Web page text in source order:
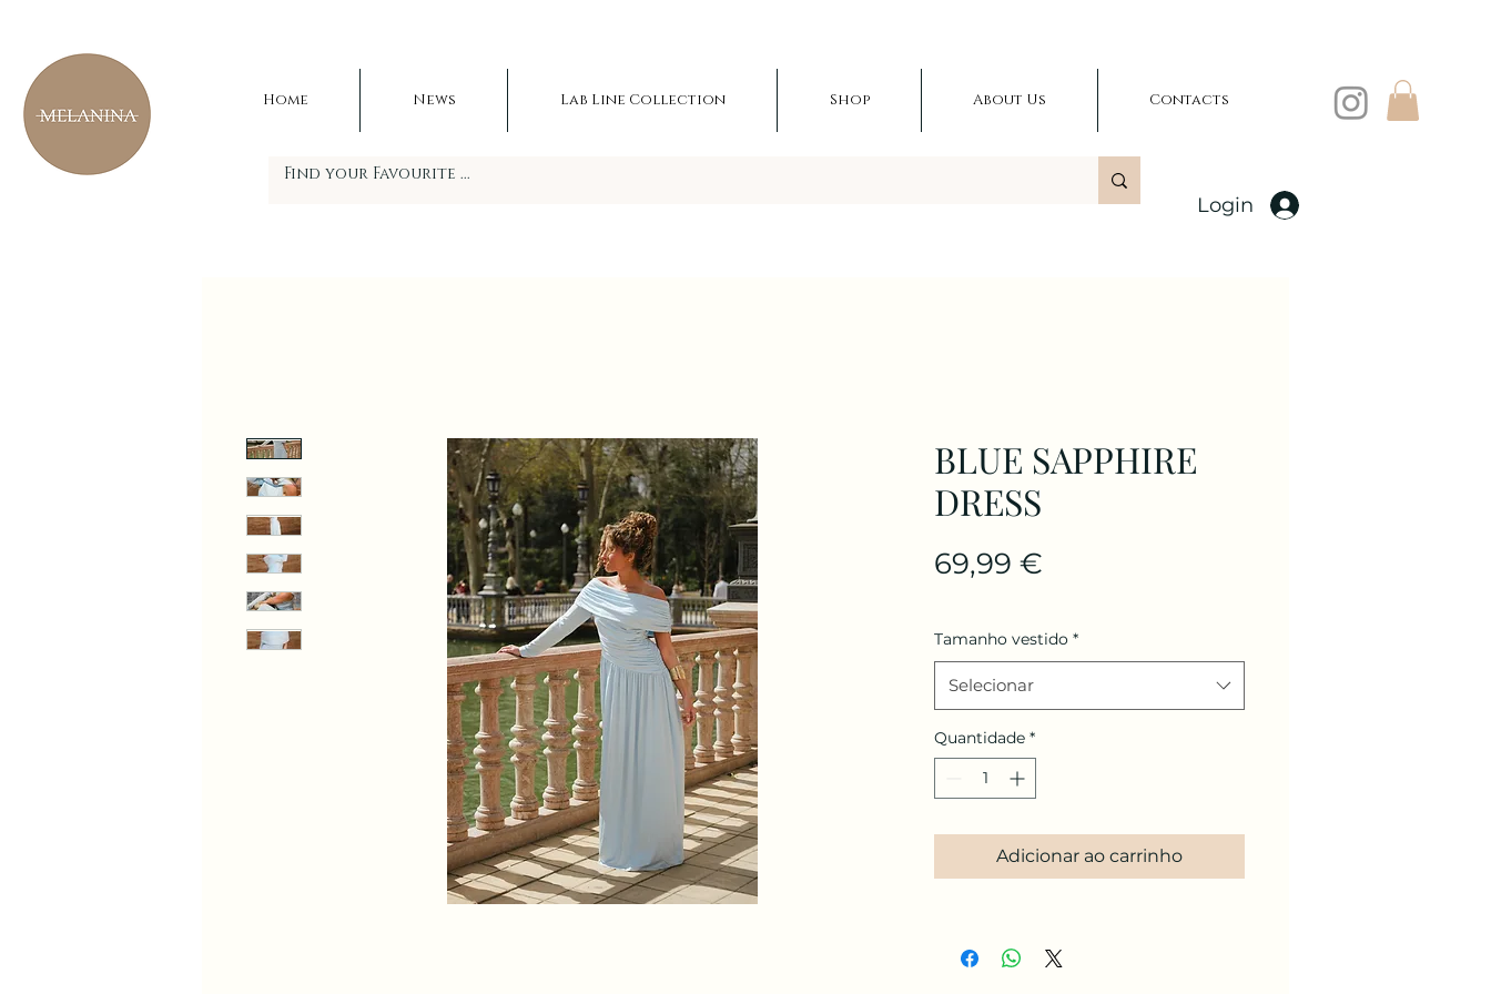
Login
Home News Lab Line Collection Shop About Us Contacts
BLUE SAPPHIRE
DRESS
69,99 €
Tamanho vestido *
Selecionar
Quantidade *
Adicionar ao carrinho